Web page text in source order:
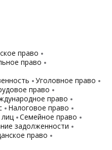
право
право
Уголовное право
право
право
Налоговое право
Семейное право
задолженности
право